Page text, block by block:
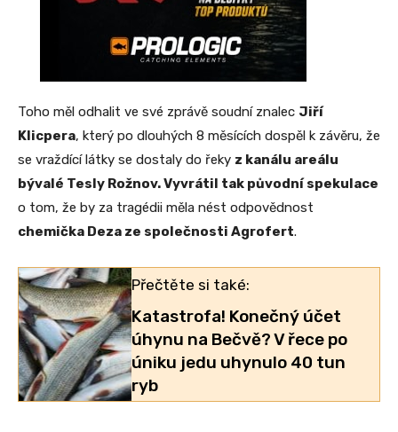
Toho měl odhalit ve své zprávě soudní znalec Jiří
Klicpera, který po dlouhých 8 měsících dospěl k závěru, že
se vraždící látky se dostaly do řeky z kanálu areálu
bývalé Tesly Rožnov. Vyvrátil tak původní spekulace
o tom, že by za tragédii měla nést odpovědnost
chemička Deza ze společnosti Agrofert.
Přečtěte si také:
Katastrofa! Konečný účet
úhynu na Bečvě? V řece po
úniku jedu uhynulo 40 tun
ryb